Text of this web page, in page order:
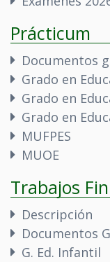
Prácticum
Documentos
Grado en
Grado en
Grado en
MUFPES
MUOE
Trabajos
Descripción
Documentos
G. Ed. Infantil